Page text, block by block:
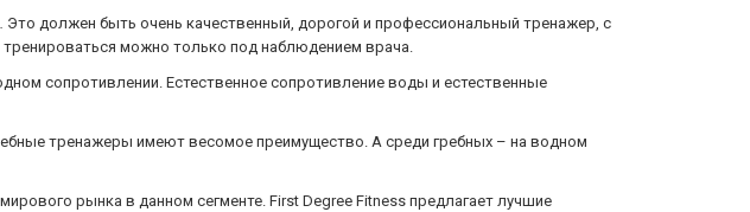
должен быть очень качественный, дорогой и профессиональный тренажер, с
можно только под наблюдением врача.
сопротивлении. Естественное сопротивление воды и естественные
тренажеры имеют весомое преимущество. А среди гребных – на водном
рынка в данном сегменте. First Degree Fitness предлагает лучшие